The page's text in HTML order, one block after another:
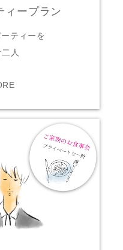
ィープラン
ティーを
人